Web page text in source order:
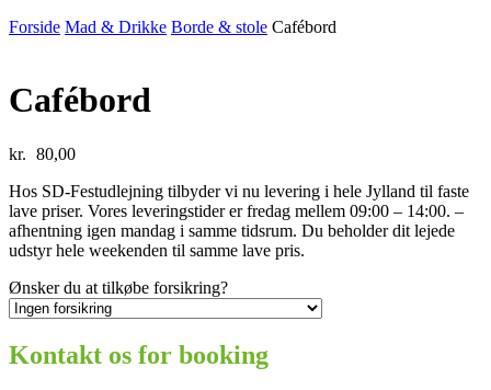
Forside Mad & Drikke Borde & stole Cafébord
Cafébord
kr. 80,00
Hos SD-Festudlejning tilbyder vi nu levering i hele Jylland til faste
lave priser. Vores leveringstider er fredag mellem 09:00 – 14:00. –
afhentning igen mandag i samme tidsrum. Du beholder dit lejede
udstyr hele weekenden til samme lave pris.
Ønsker du at tilkøbe forsikring?
Kontakt os for booking